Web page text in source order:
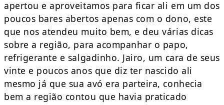
apertou e aproveitamos para ficar ali em um dos
poucos bares abertos apenas com o dono, este
que nos atendeu muito bem, e deu várias dicas
sobre a região, para acompanhar o papo,
refrigerante e salgadinho. Jairo, um cara de seus
vinte e poucos anos que diz ter nascido ali
mesmo já que sua avó era parteira, conhecia
bem a região contou que havia praticado